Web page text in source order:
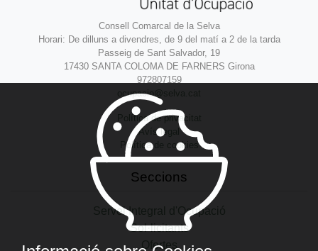
Consell Comarcal de la Selva
Horari: De dilluns a divendres, de 9 del matí a 2 de la tarda
Passeig de Sant Salvador, 19
17430 SANTA COLOMA DE FARNERS Girona
972807159
ocupacio@selva.cat
Política de privacitat
Avís legal
Política de cookies
Seccions
Servei Integral d'Ocupació
Sol·licitants
Ofertes